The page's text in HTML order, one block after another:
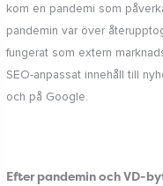
kom en pandemi som
pandemin var över
fungerat som extern
SEO-anpassat innehåll till
och på Google.
Efter pandemin och VD-